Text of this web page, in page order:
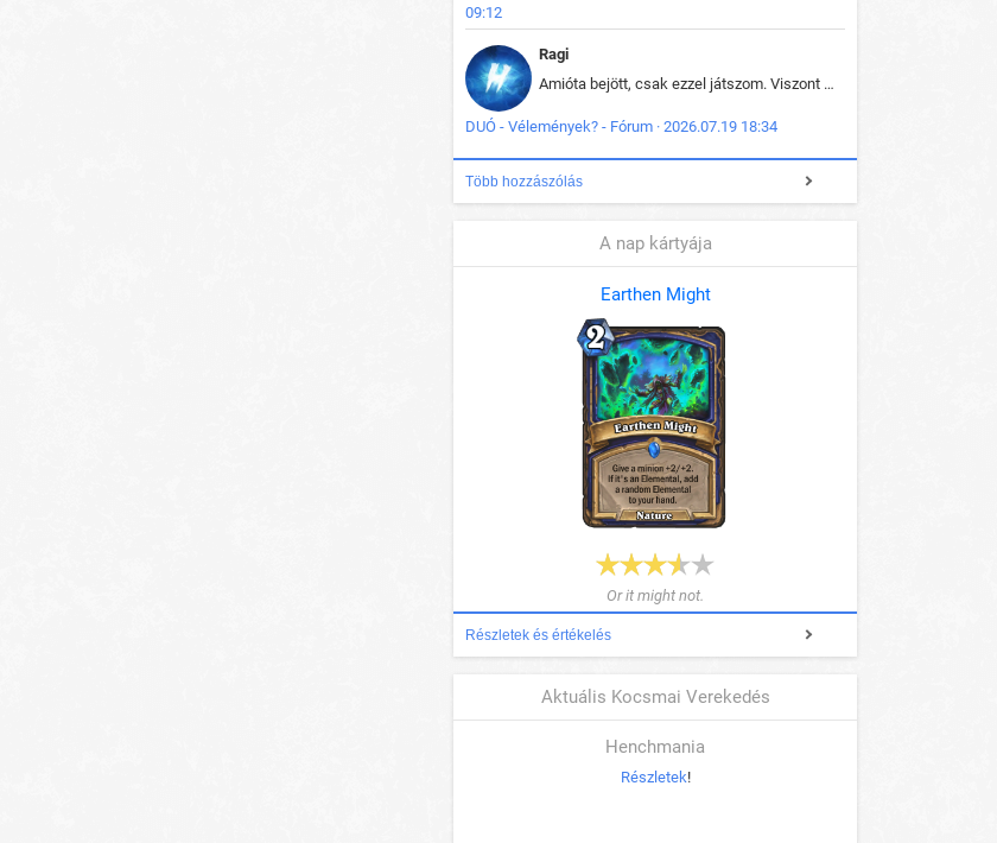
09:12
Ragi
Amióta bejött, csak ezzel játszom. Viszont mint minden más - akár az alapjáték is, ez is baromira összetett lett. Néha már pár kör után is esélytelen az egész. Vagy irreállisan túltápol valaki, vagy lelép a partner, vagy csak hülye mint a segg. És amikor eljönne az én időm, na akkor jön el mindenki másé is. Engem jobban érdekelne, hogy ki milyen ratingen szokott játszani. Na ez lenne egy érdekes adat.
DUÓ - Vélemények? - Fórum · 2026.07.19 18:34
Több hozzászólás
A nap kártyája
Earthen Might
Or it might not.
Részletek és értékelés
Aktuális Kocsmai Verekedés
Henchmania
Részletek!